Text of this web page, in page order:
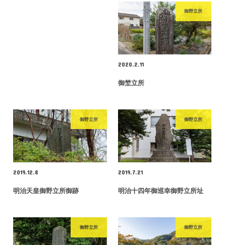
御野立所
2020.2.11
御埜立所
御野立所
2019.12.8
明治天皇御野立所御跡
御野立所
2019.7.21
明治十四年御巡幸御野立所址
御野立所 御野立所